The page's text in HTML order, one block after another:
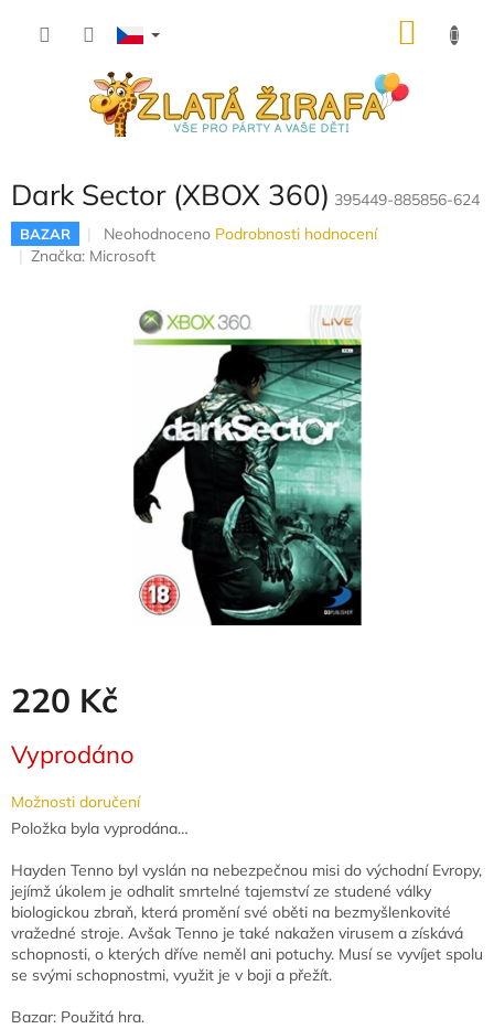
Dark Sector (XBOX 360) 395449-885856-624
BAZAR
Průměrné
hodnocení
Neohodnoceno Podrobnosti hodnocení
Značka: Microsoft
220 Kč
cena:
Vyprodáno
Možnosti doručení
Položka byla vyprodána…
Hayden Tenno byl vyslán na nebezpečnou misi do východní Evropy,
jejímž úkolem je odhalit smrtelné tajemství ze studené války
biologickou zbraň, která promění své oběti na bezmyšlenkovité
vražedné stroje. Avšak Tenno je také nakažen virusem a získává
schopnosti, o kterých dříve neměl ani potuchy. Musí se vyvíjet spolu
se svými schopnostmi, využit je v boji a přežít.
Bazar: Použitá hra.